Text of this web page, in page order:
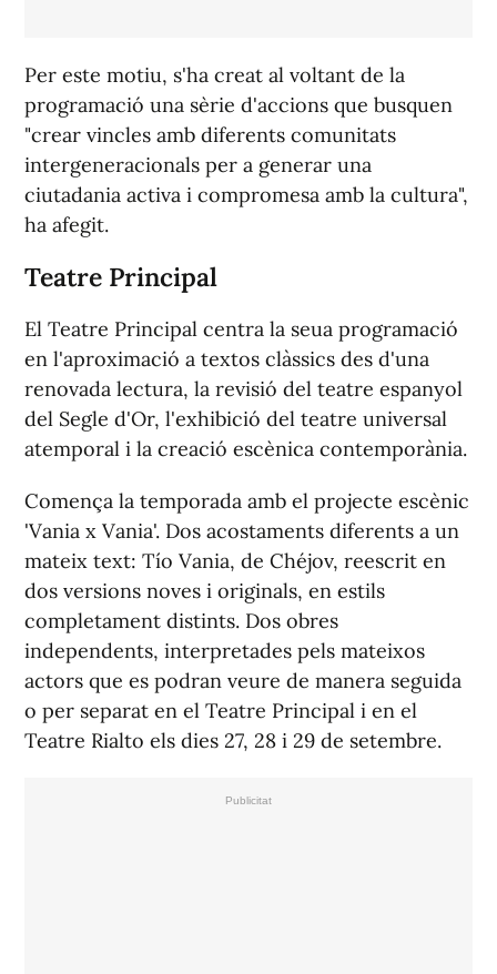
Per este motiu, s'ha creat al voltant de la
programació una sèrie d'accions que busquen
"crear vincles amb diferents comunitats
intergeneracionals per a generar una
ciutadania activa i compromesa amb la cultura",
ha afegit.
Teatre Principal
El Teatre Principal centra la seua programació
en l'aproximació a textos clàssics des d'una
renovada lectura, la revisió del teatre espanyol
del Segle d'Or, l'exhibició del teatre universal
atemporal i la creació escènica contemporània.
Comença la temporada amb el projecte escènic
'Vania x Vania'. Dos acostaments diferents a un
mateix text: Tío Vania, de Chéjov, reescrit en
dos versions noves i originals, en estils
completament distints. Dos obres
independents, interpretades pels mateixos
actors que es podran veure de manera seguida
o per separat en el Teatre Principal i en el
Teatre Rialto els dies 27, 28 i 29 de setembre.